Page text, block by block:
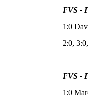
FVS -
1:0
2:0,
FVS -
1:0